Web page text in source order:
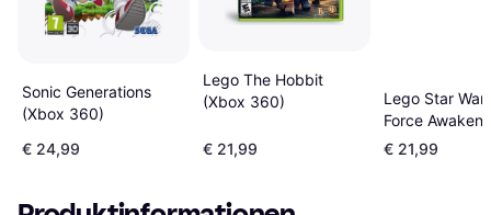
Sonic Generations
(Xbox 360)
€ 24,99
Lego The Hobbit
(Xbox 360)
€ 21,99
Lego Star
Force
360)
€ 21,99